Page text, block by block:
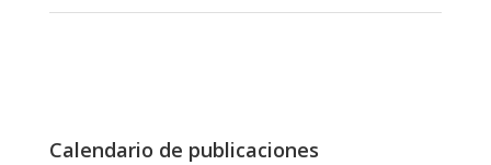
Calendario de publicaciones